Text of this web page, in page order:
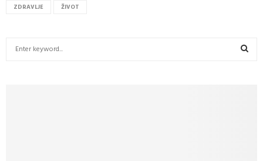
ZDRAVLJE
ŽIVOT